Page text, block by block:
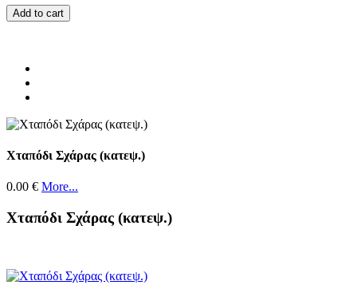
Add to cart
Χταπόδι Σχάρας (κατεψ.)
0.00 € More...
Χταπόδι Σχάρας (κατεψ.)